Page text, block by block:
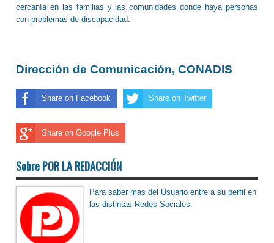
cercanía en las familias y las comunidades donde haya personas
con problemas de discapacidad.
Dirección de Comunicación, CONADIS
Share on Facebook Share on Twitter
Share on Google Plus
Sobre POR LA REDACCIÓN
Para saber mas del Usuario entre a su perfil en
las distintas Redes Sociales.